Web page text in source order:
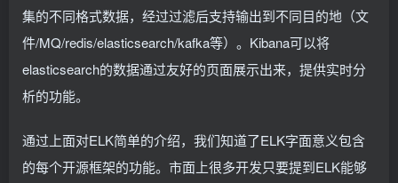
集的不同格式数据，经过过滤后支持输出到不同目的地（文
件/MQ/redis/elasticsearch/kafka等）。Kibana可以将
elasticsearch的数据通过友好的页面展示出来，提供实时分
析的功能。
通过上面对ELK简单的介绍，我们知道了ELK字面意义包含
的每个开源框架的功能。市面上很多开发只要提到ELK能够